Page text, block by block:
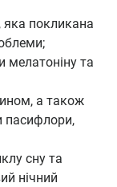
яка покликана
мелатоніну та
а також
пасифлори,
сну та
нічний